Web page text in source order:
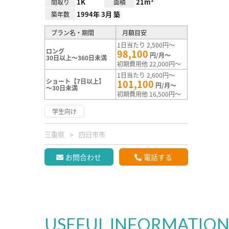
間取り 面積
築年数 1994年 3月 築
プラン名・期間 月額目安
ロング
30日以上～360日未満
1日当たり 2,500円～
98,100 円/月～
初期費用他 22,000円～
ショート【7日以上】
～30日未満
1日当たり 2,600円～
101,100 円/月～
初期費用他 16,500円～
学生向け
三重県 四日市市
お問合わせ 電話する
USEFUL INFORMATION